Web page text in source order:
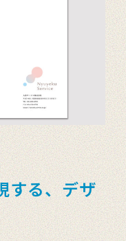
する、デザ